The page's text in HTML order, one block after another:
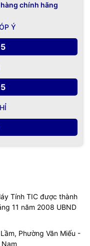
hàng chính hãng
Ý
Tính TIC được thành
11 năm 2008 UBND
Phường Văn Miếu -